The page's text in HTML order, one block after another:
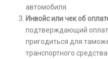
автомобиля.
Инвойс или чек об
подтверждающий
пригодиться для
транспортного средства.